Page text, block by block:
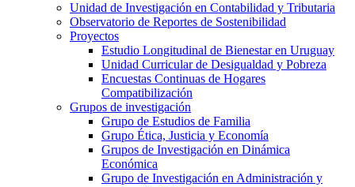
Unidad de Investigación en Contabilidad y Tributaria
Observatorio de Reportes de Sostenibilidad
Proyectos
Estudio Longitudinal de Bienestar en Uruguay
Unidad Curricular de Desigualdad y Pobreza
Encuestas Continuas de Hogares
Compatibilización
Grupos de investigación
Grupo de Estudios de Familia
Grupo Ética, Justicia y Economía
Grupos de Investigación en Dinámica
Económica
Grupo de Investigación en Administración y